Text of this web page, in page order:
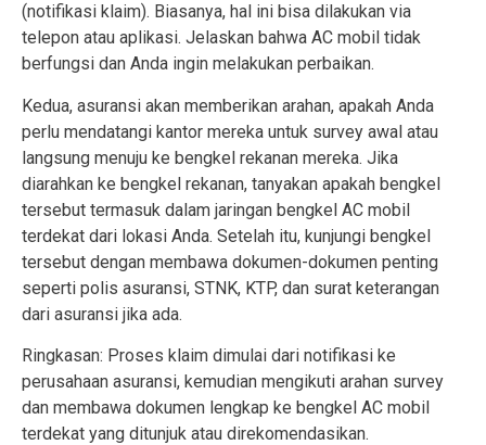
(notifikasi klaim). Biasanya, hal ini bisa dilakukan via
telepon atau aplikasi. Jelaskan bahwa AC mobil tidak
berfungsi dan Anda ingin melakukan perbaikan.
Kedua, asuransi akan memberikan arahan, apakah Anda
perlu mendatangi kantor mereka untuk survey awal atau
langsung menuju ke bengkel rekanan mereka. Jika
diarahkan ke bengkel rekanan, tanyakan apakah bengkel
tersebut termasuk dalam jaringan bengkel AC mobil
terdekat dari lokasi Anda. Setelah itu, kunjungi bengkel
tersebut dengan membawa dokumen-dokumen penting
seperti polis asuransi, STNK, KTP, dan surat keterangan
dari asuransi jika ada.
Ringkasan: Proses klaim dimulai dari notifikasi ke
perusahaan asuransi, kemudian mengikuti arahan survey
dan membawa dokumen lengkap ke bengkel AC mobil
terdekat yang ditunjuk atau direkomendasikan.